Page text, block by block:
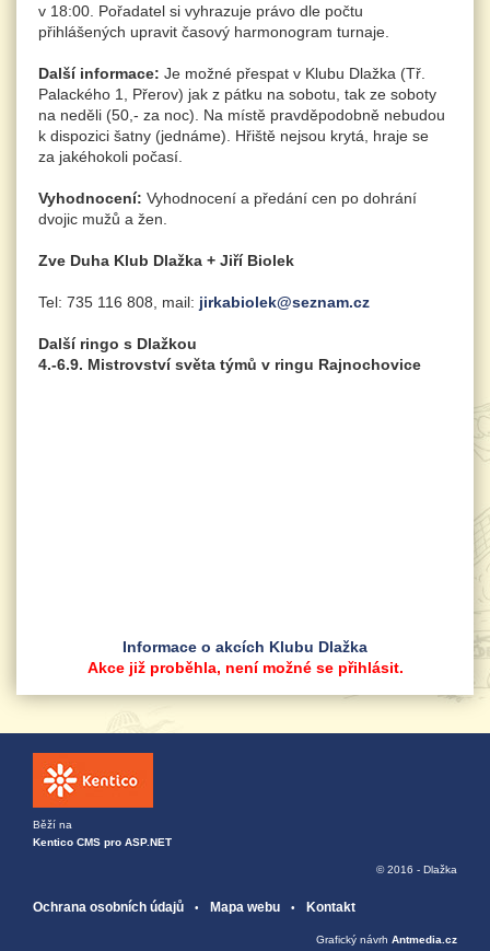
v 18:00. Pořadatel si vyhrazuje právo dle počtu
přihlášených upravit časový harmonogram turnaje.
Další informace: Je možné přespat v Klubu Dlažka (Tř.
Palackého 1, Přerov) jak z pátku na sobotu, tak ze soboty
na neděli (50,- za noc). Na místě pravděpodobně nebudou
k dispozici šatny (jednáme). Hřiště nejsou krytá, hraje se
za jakéhokoli počasí.
Vyhodnocení: Vyhodnocení a předání cen po dohrání
dvojic mužů a žen.
Zve Duha Klub Dlažka + Jiří Biolek
Tel: 735 116 808, mail: jirkabiolek@seznam.cz
Další ringo s Dlažkou
4.-6.9. Mistrovství světa týmů v ringu Rajnochovice
Informace o akcích Klubu Dlažka
Akce již proběhla, není možné se přihlásit.
Běží na
Kentico CMS pro ASP.NET
© 2016 - Dlažka
Ochrana osobních údajů Mapa webu Kontakt
Grafický návrh Antmedia.cz